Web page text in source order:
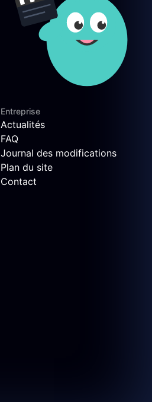
Entreprise
Actualités
FAQ
Journal des modifications
Plan du site
Contact